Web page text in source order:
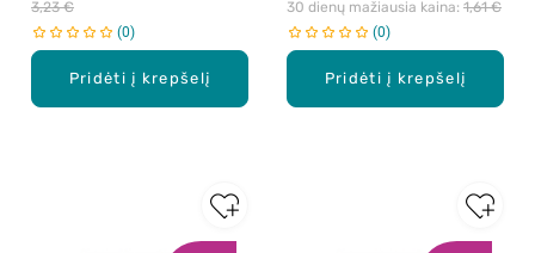
Pridėti į krepšelį
3,23 €
0
Pridėti į krepšelį
30 dienų mažiausia kaina: 1,61 €
0